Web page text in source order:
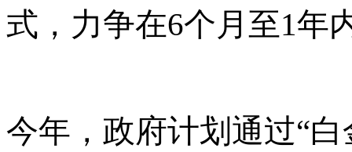
式，力争在6个月至1年
今年，政府计划通过“